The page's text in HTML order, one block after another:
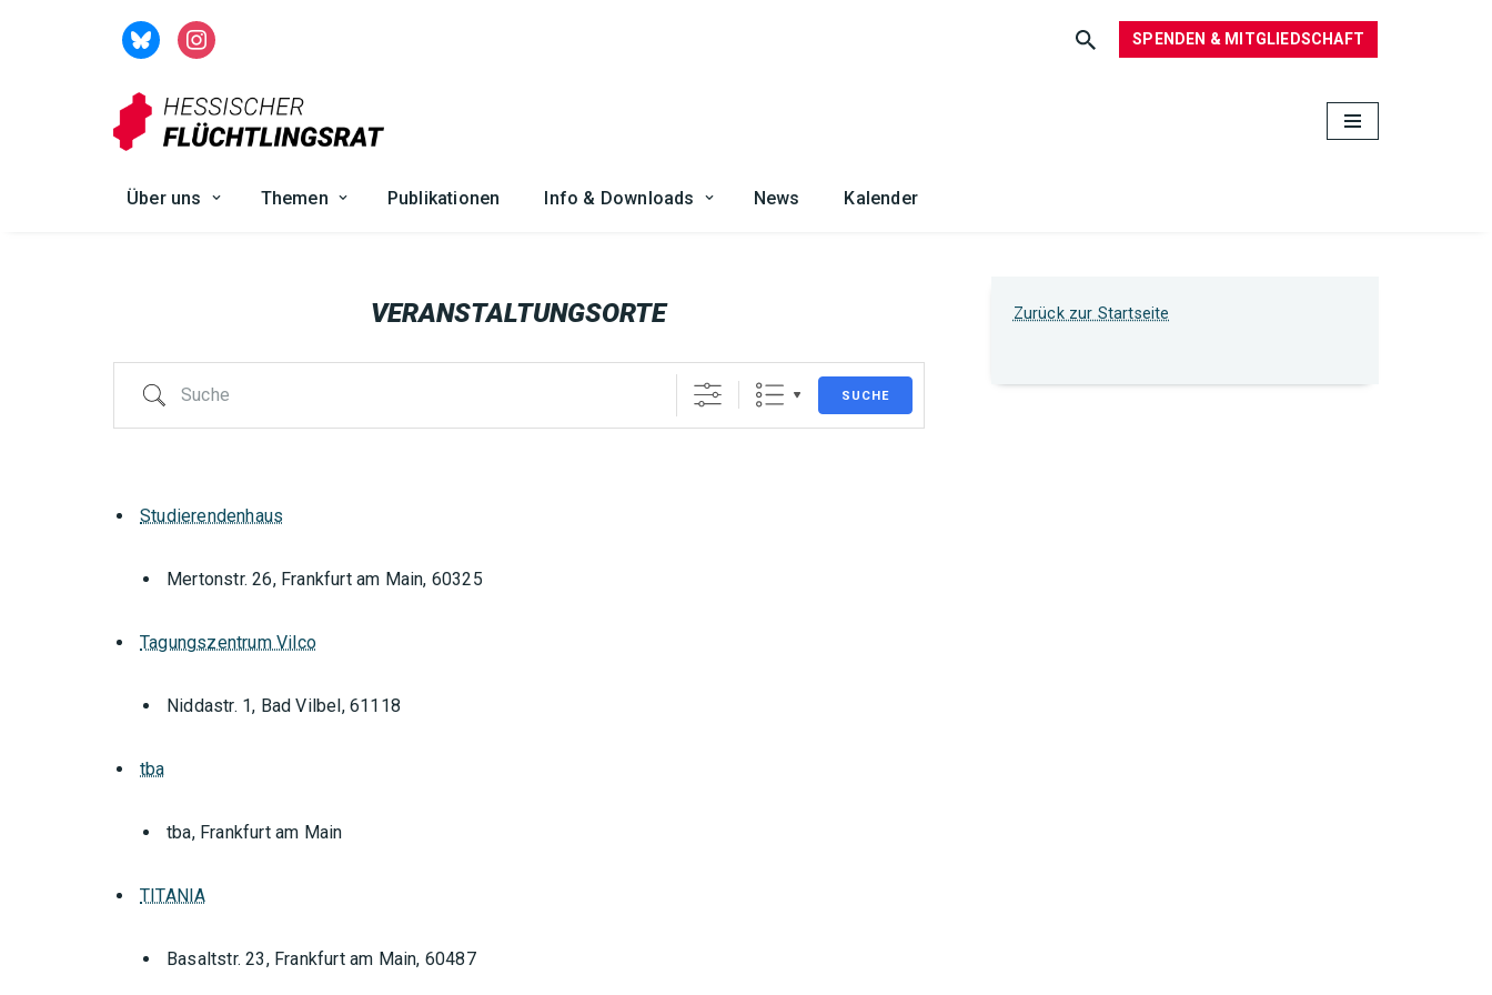
SPENDEN & MITGLIEDSCHAFT
Über uns Themen Publikationen Info & Downloads News Kalender
VERANSTALTUNGSORTE
SUCHE
Studierendenhaus
Mertonstr. 26, Frankfurt am Main, 60325
Tagungszentrum Vilco
Niddastr. 1, Bad Vilbel, 61118
tba
tba, Frankfurt am Main
TITANIA
Basaltstr. 23, Frankfurt am Main, 60487
Zurück zur Startseite